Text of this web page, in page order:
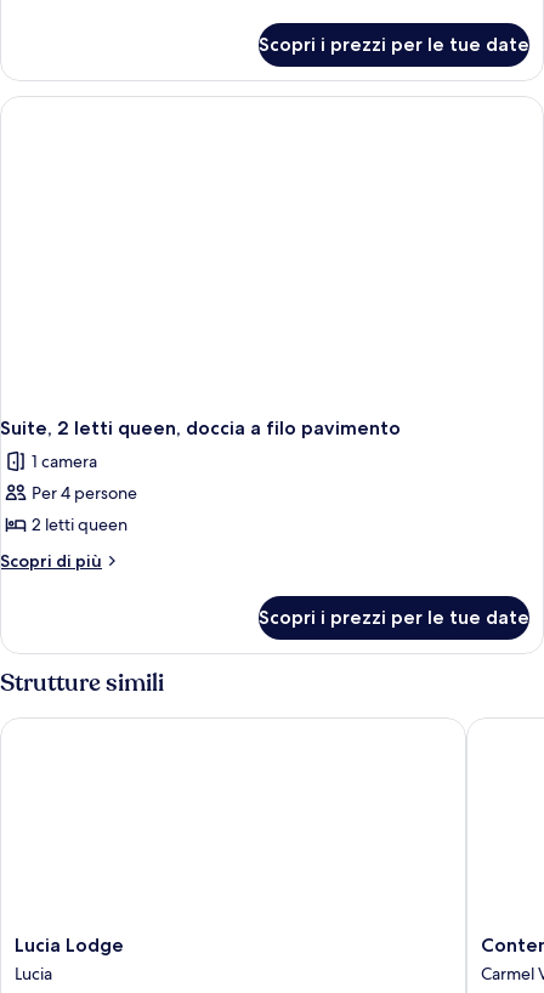
queen,
non
fumatori,
1
letto
queen,
Scopri i prezzi per le tue date
Suite, 2 letti queen, doccia a filo pavimento
1 camera
Per 4 persone
2 letti queen
Scopri di più
Altri
2
letti
queen,
doccia
a
Scopri i prezzi per le tue date
Strutture simili
Lucia
Lodge
Lucia
Lucia Lodge
Lucia
Lucia Lodge
Inn
Carmel
Carmel